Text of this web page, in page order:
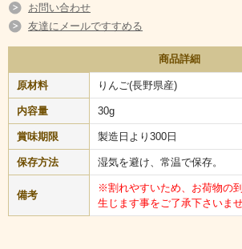
ふたつのアルプスに囲まれた豊かな自然と気
産のりんごのみを使用したアップルチップス
お問い合わせ
友達にメールですすめる
商品詳細
原材料 りんご(長野県産)
内容量 30g
賞味期限 製造日より300日
保存方法 湿気を避け、常温で保存。
備考
※割れやすいため、お荷物の
生じます事をご了承下さいませ